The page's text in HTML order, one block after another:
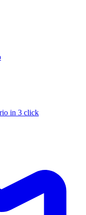
in 3 click